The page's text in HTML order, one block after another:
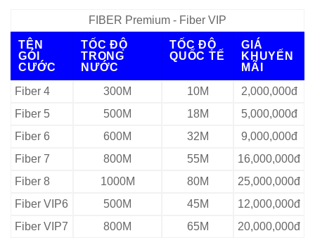
FIBER Premium - Fiber VIP
TÊN
GÓI
CƯỚC
TỐC ĐỘ
TRONG
NƯỚC
TỐC ĐỘ
QUỐC TẾ
GIÁ
KHUYẾN
MÃI
Fiber 4
300M 10M
2,000,000đ
Fiber 5
500M 18M
5,000,000đ
Fiber 6
600M 32M
9,000,000đ
Fiber 7
800M 55M
16,000,000đ
Fiber 8
1000M 80M
25,000,000đ
Fiber VIP6
500M 45M
12,000,000đ
Fiber VIP7
800M 65M
20,000,000đ